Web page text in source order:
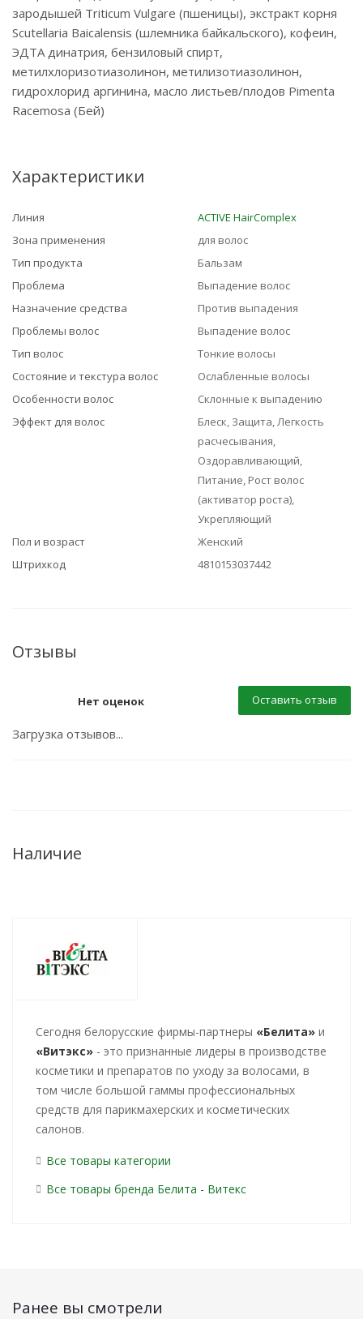
зародышей Triticum Vulgare (пшеницы), экстракт корня
Scutellaria Baicalensis (шлемника байкальского), кофеин,
ЭДТА динатрия, бензиловый спирт,
метилхлоризотиазолинон, метилизотиазолинон,
гидрохлорид аргинина, масло листьев/плодов Pimenta
Racemosa (Бей)
Характеристики
Линия
ACTIVE HairComplex
Зона применения
для волос
Тип продукта
Бальзам
Проблема
Выпадение волос
Назначение средства
Против выпадения
Проблемы волос
Выпадение волос
Тип волос
Тонкие волосы
Состояние и текстура волос
Ослабленные волосы
Особенности волос
Склонные к выпадению
Эффект для волос
Блеск, Защита, Легкость
расчесывания,
Оздоравливающий,
Питание, Рост волос
(активатор роста),
Укрепляющий
Пол и возраст
Женский
Штрихкод
4810153037442
Отзывы
Нет оценок Оставить отзыв
Загрузка отзывов...
Наличие
Cегодня белорусские фирмы-партнеры «Белита» и
«Витэкс» - это признанные лидеры в производстве
косметики и препаратов по уходу за волосами, в
том числе большой гаммы профессиональных
средств для парикмахерских и косметических
салонов.
Все товары категории
Все товары бренда Белита - Витекс
Ранее вы смотрели